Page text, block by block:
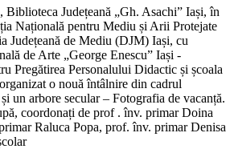
Biblioteca Județeană „Gh. Asachi” Iași, în
Națională pentru Mediu și Arii Protejate
Județeană de Mediu (DJM) Iași, cu
de Arte „George Enescu” Iași -
Pregătirea Personalului Didactic și școala
o nouă întâlnire din cadrul
un arbore secular – Fotografia de vacanță.
coordonați de prof . înv. primar Doina
Raluca Popa, prof. înv. primar Denisa